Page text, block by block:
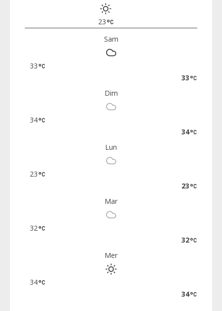
23
Sam
33
33
Dim
34
34
Lun
23
23
Mar
32
32
Mer
34
34